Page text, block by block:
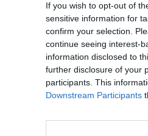
If you wish to opt-out of
sensitive information for
confirm your selection.
continue seeing interest-
information disclosed to
further disclosure of your
participants. This
Downstream Participants